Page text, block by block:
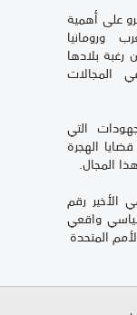
على أهمية
ورومانيا
بلادها
المجالات
التي
الهجرة
المجال.
الأخير رقم
سياسي واقعي
المتحدة